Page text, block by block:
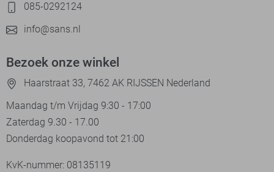
085-0292124
info@sans.nl
Bezoek onze winkel
Haarstraat 33, 7462 AK RIJSSEN Nederland
Maandag t/m Vrijdag 9:30 - 17:00
Zaterdag 9.30 - 17.00
Donderdag koopavond tot 21:00
KvK-nummer: 08135119